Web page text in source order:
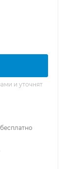
и уточнят